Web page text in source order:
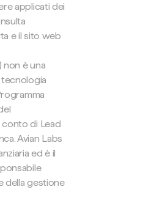
applicati dei
e il sito web
non è una
di Lead
Avian Labs
ed è il
della gestione